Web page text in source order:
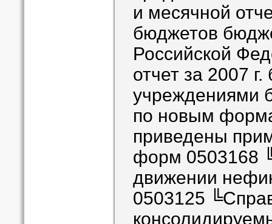
и месячной
бюджетов
Российской
отчет за 2007
учреждениями
по новым
приведены
форм 0503168
движении
0503125